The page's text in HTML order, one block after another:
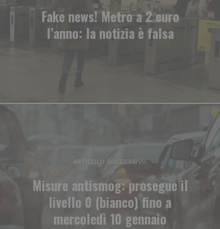
Fake news! Metro a 2 euro
l’anno: la notizia è falsa
ARTICOLO SUCCESSIVO
Misure antismog: prosegue il
livello 0 (bianco) fino a
mercoledì 10 gennaio